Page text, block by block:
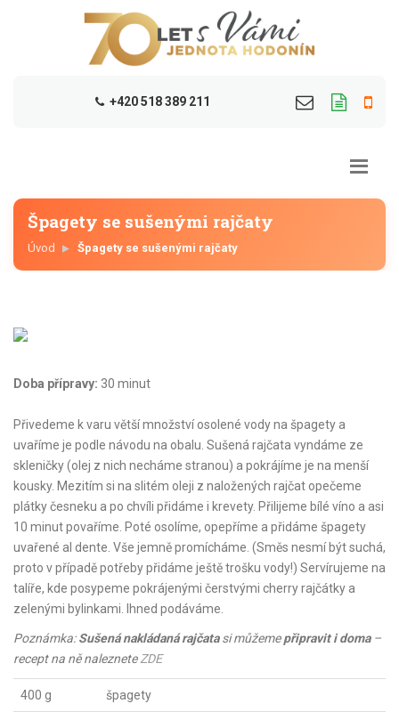
+420 518 389 211
Špagety se sušenými rajčaty
Úvod Špagety se sušenými rajčaty
Doba přípravy: 30 minut
Přivedeme k varu větší množství osolené vody na špagety a
uvaříme je podle návodu na obalu. Sušená rajčata vyndáme ze
skleničky (olej z nich necháme stranou) a pokrájíme je na menší
kousky. Mezitím si na slitém oleji z naložených rajčat opečeme
plátky česneku a po chvíli přidáme i krevety. Přilijeme bílé víno a asi
10 minut povaříme. Poté osolíme, opepříme a přidáme špagety
uvařené al dente. Vše jemně promícháme. (Směs nesmí být suchá,
proto v případě potřeby přidáme ještě trošku vody!) Servírujeme na
talíře, kde posypeme pokrájenými čerstvými cherry rajčátky a
zelenými bylinkami. Ihned podáváme.
Poznámka:Sušená nakládaná rajčatasi můžemepřipravit i doma–
recept na ně nalezneteZDE
400 g špagety